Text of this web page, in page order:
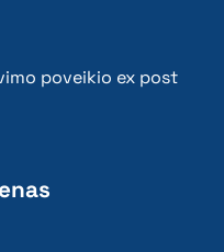
poveikio ex post